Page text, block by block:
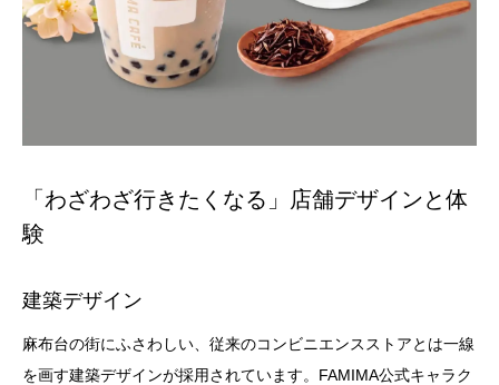
「わざわざ行きたくなる」店舗デザインと体
験
建築デザイン
麻布台の街にふさわしい、従来のコンビニエンスストアとは一線
を画す建築デザインが採用されています。FAMIMA公式キャラク